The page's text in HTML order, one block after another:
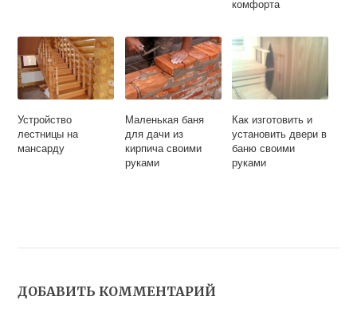
комфорта
Устройство
лестницы на
мансарду
Маленькая баня
для дачи из
кирпича своими
руками
Как изготовить и
установить двери в
баню своими
руками
ДОБАВИТЬ КОММЕНТАРИЙ